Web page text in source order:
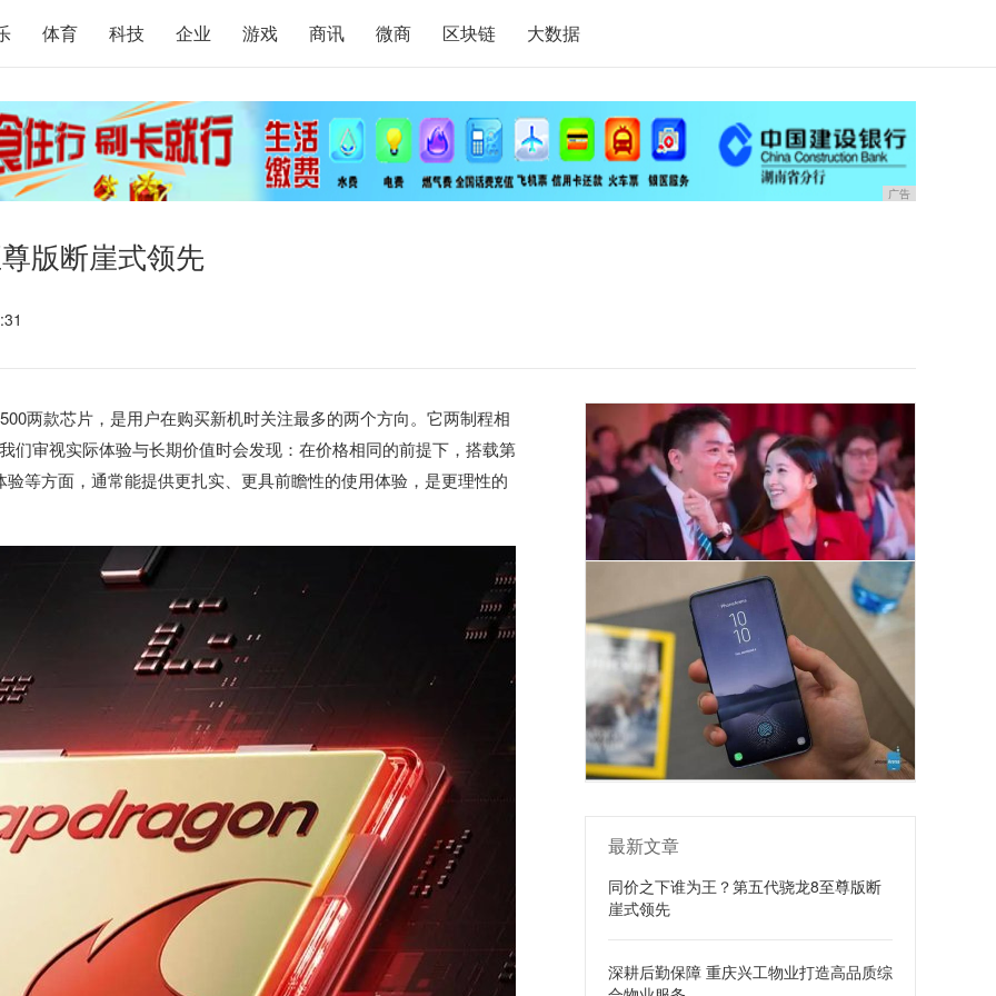
体育 科技 企业 游戏 商讯 微商 区块链 大数据
广告
版断崖式领先
两款芯片，是用户在购买新机时关注最多的两个方向。它两制程相
们审视实际体验与长期价值时会发现：在价格相同的前提下，搭载第
等方面，通常能提供更扎实、更具前瞻性的使用体验，是更理性的
最新文章
同价之下谁为王？第五代骁龙8至尊版断
崖式领先
深耕后勤保障 重庆兴工物业打造高品质综